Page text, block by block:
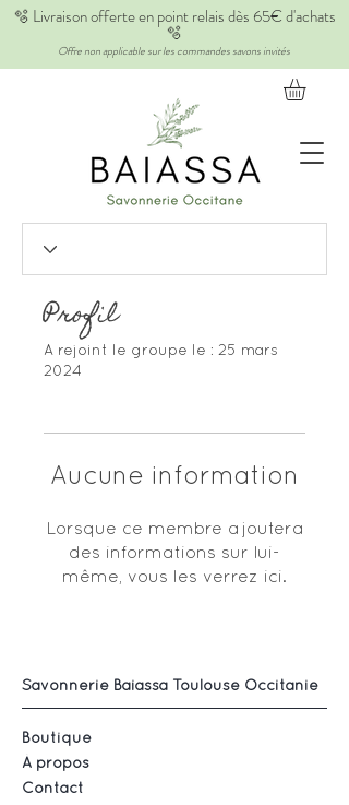
🫧 Livraison offerte en point relais dès 65€ d'achats
🫧
Offre non applicable sur les commandes savons invités
Profil
A rejoint le groupe le : 25 mars
2024
Aucune information
Lorsque ce membre ajoutera
des informations sur lui-
même, vous les verrez ici.
Savonnerie Baiassa Toulouse Occitanie
Boutique
À propos
Contact